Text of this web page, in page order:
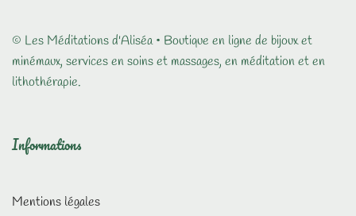
© Les Méditations d'Aliséa • Boutique en ligne de bijoux et
minémaux, services en soins et massages, en méditation et en
lithothérapie.
Informations
Mentions légales